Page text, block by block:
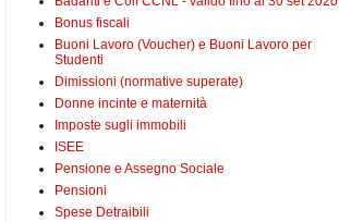
Bonus fiscali
Buoni Lavoro (Voucher) e Buoni Lavoro per
Studenti
Dimissioni (normative superate)
Donne incinte e maternità
Imposte sugli immobili
ISEE
Pensione e Assegno Sociale
Pensioni
Spese Detraibili